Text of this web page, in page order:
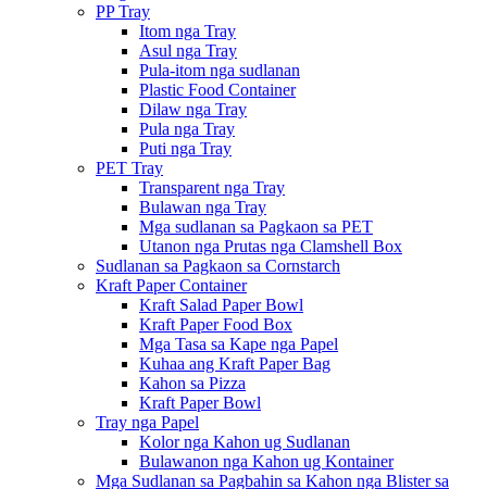
PP Tray
Itom nga Tray
Asul nga Tray
Pula-itom nga sudlanan
Plastic Food Container
Dilaw nga Tray
Pula nga Tray
Puti nga Tray
PET Tray
Transparent nga Tray
Bulawan nga Tray
Mga sudlanan sa Pagkaon sa PET
Utanon nga Prutas nga Clamshell Box
Sudlanan sa Pagkaon sa Cornstarch
Kraft Paper Container
Kraft Salad Paper Bowl
Kraft Paper Food Box
Mga Tasa sa Kape nga Papel
Kuhaa ang Kraft Paper Bag
Kahon sa Pizza
Kraft Paper Bowl
Tray nga Papel
Kolor nga Kahon ug Sudlanan
Bulawanon nga Kahon ug Kontainer
Mga Sudlanan sa Pagbahin sa Kahon nga Blister sa